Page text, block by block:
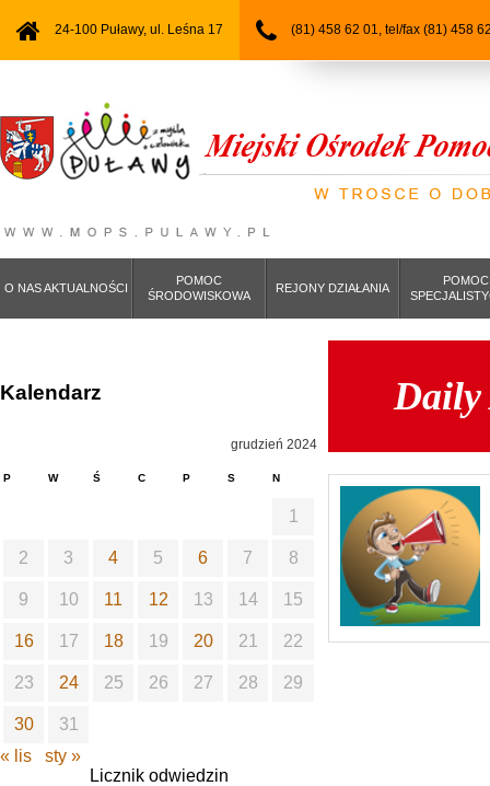
24-100 Puławy, ul. Leśna 17 (81) 458 62 01, tel/fax (81) 458
O NAS AKTUALNOŚCI
POMOC
ŚRODOWISKOWA
REJONY DZIAŁANIA
POMOC
Kalendarz
grudzień 2024
P W Ś C P S N
1
2 3 4 5 6 7 8
9 10 11 12 13 14 15
16 17 18 19 20 21 22
23 24 25 26 27 28 29
30
31
« lis
sty »
Licznik odwiedzin